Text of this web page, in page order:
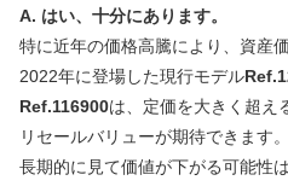
A. はい、十分にあります。
特に近年の価格高騰により、資産
2022年に登場した現行モデル
Ref.116900は、定価を大きく超え
リセールバリューが期待できます
長期的に見て価値が下がる可能性